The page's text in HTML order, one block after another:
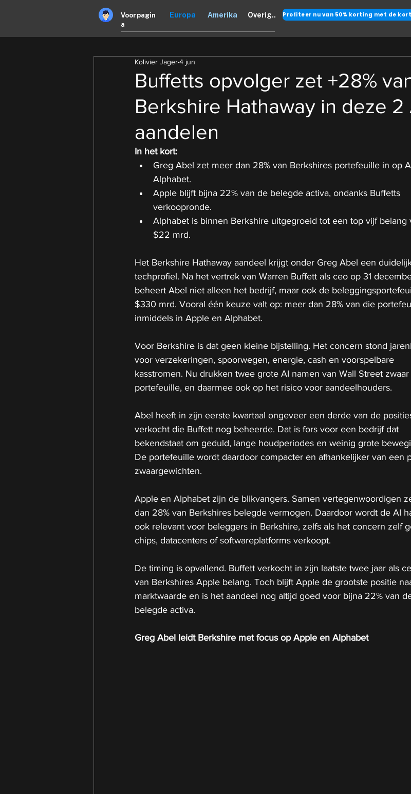
Voorpagin
a
Europa Amerika Overig..
Buffetts opvolger zet +28%
Berkshire Hathaway in deze 2
aandelen
Kolivier Jager4 jun
In het kort:
Greg Abel zet meer dan 28% van Berkshires portefeuille in op
Alphabet.
Apple blijft bijna 22% van de belegde activa, ondanks Buffetts
verkoopronde.
Alphabet is binnen Berkshire uitgegroeid tot een top vijf belang
$22 mrd.
Het Berkshire Hathaway aandeel krijgt onder Greg Abel een
techprofiel. Na het vertrek van Warren Buffett als ceo op 31
beheert Abel niet alleen het bedrijf, maar ook de
$330 mrd. Vooral één keuze valt op: meer dan 28% van die
inmiddels in Apple en Alphabet.
Voor Berkshire is dat geen kleine bijstelling. Het concern stond
voor verzekeringen, spoorwegen, energie, cash en voorspelbare
kasstromen. Nu drukken twee grote AI namen van Wall Street
portefeuille, en daarmee ook op het risico voor aandeelhouders.
Abel heeft in zijn eerste kwartaal ongeveer een derde van de
verkocht die Buffett nog beheerde. Dat is fors voor een bedrijf dat
bekendstaat om geduld, lange houdperiodes en weinig grote
De portefeuille wordt daardoor compacter en afhankelijker van een
zwaargewichten.
Apple en Alphabet zijn de blikvangers. Samen vertegenwoordigen
dan 28% van Berkshires belegde vermogen. Daardoor wordt de AI
ook relevant voor beleggers in Berkshire, zelfs als het concern zelf
chips, datacenters of softwareplatforms verkoopt.
De timing is opvallend. Buffett verkocht in zijn laatste twee jaar als
van Berkshires Apple belang. Toch blijft Apple de grootste positie
marktwaarde en is het aandeel nog altijd goed voor bijna 22% van
belegde activa.
Greg Abel leidt Berkshire met focus op Apple en Alphabet